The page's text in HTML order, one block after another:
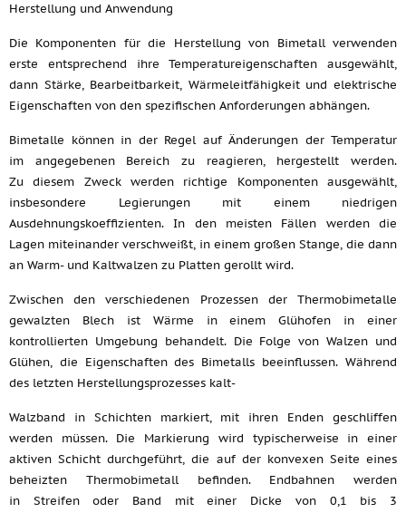
Herstellung und Anwendung
Die Komponenten für die Herstellung von Bimetall verwenden
erste entsprechend ihre Temperatureigenschaften ausgewählt,
dann Stärke, Bearbeitbarkeit, Wärmeleitfähigkeit und elektrische
Eigenschaften von den spezifischen Anforderungen abhängen.
Bimetalle können in der Regel auf Änderungen der Temperatur
im angegebenen Bereich zu reagieren, hergestellt werden.
Zu diesem Zweck werden richtige Komponenten ausgewählt,
insbesondere Legierungen mit einem niedrigen
Ausdehnungskoeffizienten. In den meisten Fällen werden die
Lagen miteinander verschweißt, in einem großen Stange, die dann
an Warm- und Kaltwalzen zu Platten gerollt wird.
Zwischen den verschiedenen Prozessen der Thermobimetalle
gewalzten Blech ist Wärme in einem Glühofen in einer
kontrollierten Umgebung behandelt. Die Folge von Walzen und
Glühen, die Eigenschaften des Bimetalls beeinflussen. Während
des letzten Herstellungsprozesses kalt-
Walzband in Schichten markiert, mit ihren Enden geschliffen
werden müssen. Die Markierung wird typischerweise in einer
aktiven Schicht durchgeführt, die auf der konvexen Seite eines
beheizten Thermobimetall befinden. Endbahnen werden
in Streifen oder Band mit einer Dicke von 0,1 bis 3